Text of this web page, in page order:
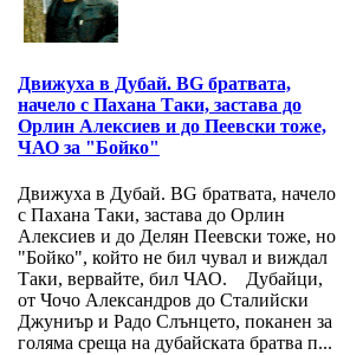
Движуха в Дубай. BG братвата,
начело с Пахана Таки, застава до
Орлин Алексиев и до Пеевски тоже,
ЧАО за "Бойко"
Движуха в Дубай. BG братвата, начело
с Пахана Таки, застава до Орлин
Алексиев и до Делян Пеевски тоже, но
"Бойко", който не бил чувал и виждал
Таки, вервайте, бил ЧАО. Дубайци,
от Чочо Александров до Сталийски
Джуниър и Радо Слънцето, поканен за
голяма среща на дубайската братва п...